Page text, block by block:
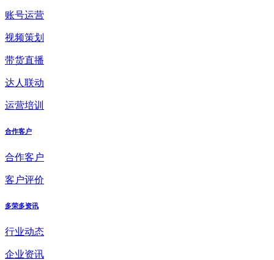
账号运营
视频策划
带货直播
达人联动
运营培训
合作客户
合作客户
客户评价
多荣多资讯
行业动态
企业资讯